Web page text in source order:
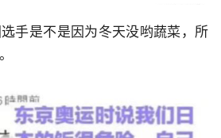
手是不是因为冬天没哟蔬菜，所